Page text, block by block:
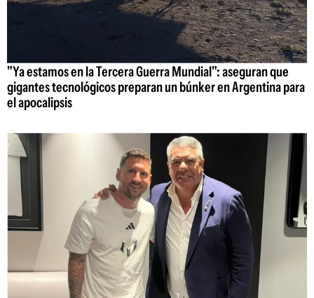
"Ya estamos en la Tercera Guerra Mundial": aseguran que
gigantes tecnológicos preparan un búnker en Argentina para
el apocalipsis